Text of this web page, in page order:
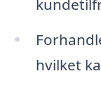
hvilket